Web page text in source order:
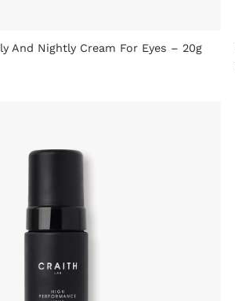
And Nightly Cream For Eyes – 20g